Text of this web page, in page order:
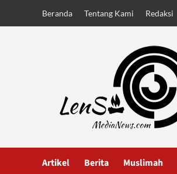
Beranda Tentang Kami Redaksi
Artikel Berita Muslimah